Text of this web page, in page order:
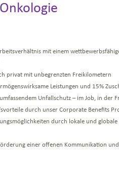
mit einem
privat mit unbegrenzten Freikilometern
Leistungen und 15%
Unfallschutz – im Job, in der
durch unser Corporate Benefits
durch lokale und globale
einer offenen Kommunikation und